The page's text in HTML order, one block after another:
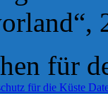
für
für die Küste